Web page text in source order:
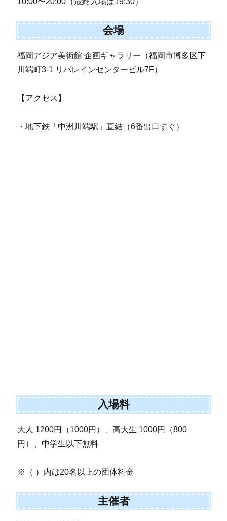
会場
福岡アジア美術館 企画ギャラリー（福岡市博多区下
川端町3-1 リバレインセンタービル7F）
【アクセス】
・地下鉄「中洲川端駅」直結（6番出口すぐ）
入場料
大人 1200円（1000円）、高大生 1000円（800
円）、中学生以下無料
※（ ）内は20名以上の団体料金
主催者